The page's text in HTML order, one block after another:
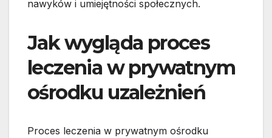
nawyków i umiejętności społecznych.
Jak wygląda proces
leczenia w prywatnym
ośrodku uzależnień
Proces leczenia w prywatnym ośrodku